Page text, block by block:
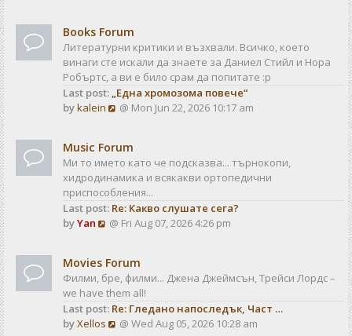
w
t
h
e
l
a
s
t
p
o
s
t
Books Forum
Литературни критики и възхвали. Всичко, което
винаги сте искали да знаете за Даниел Стийл и Нора
Робъртс, а ви е било срам да попитате :р
Last post: „Една хромозома повече“
bykalein
V
w
t
h
e
l
a
s
t
p
o
s
@ Mon Jun 22, 2026 10:17 am
Music Forum
Ми то името като че подсказва... търнокопи,
хидродинамика и всякакви ортопедични
приспособления...
Last post: Re: Какво слушате сега?
byYan
V
w
t
h
e
@ Fri Aug 07, 2026 4:26 pm
Movies Forum
Филми, бре, филми... Джена Джеймсън, Трейси Лордс –
we have them all!
Last post: Re: Гледано напоследък, Част …
byXellos
V@ Wed Aug 05, 2026 10:28 am